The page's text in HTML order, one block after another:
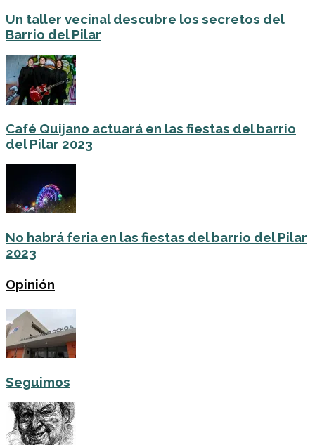
Un taller vecinal descubre los secretos del
Barrio del Pilar
Café Quijano actuará en las fiestas del barrio
del Pilar 2023
No habrá feria en las fiestas del barrio del Pilar
2023
Opinión
Seguimos